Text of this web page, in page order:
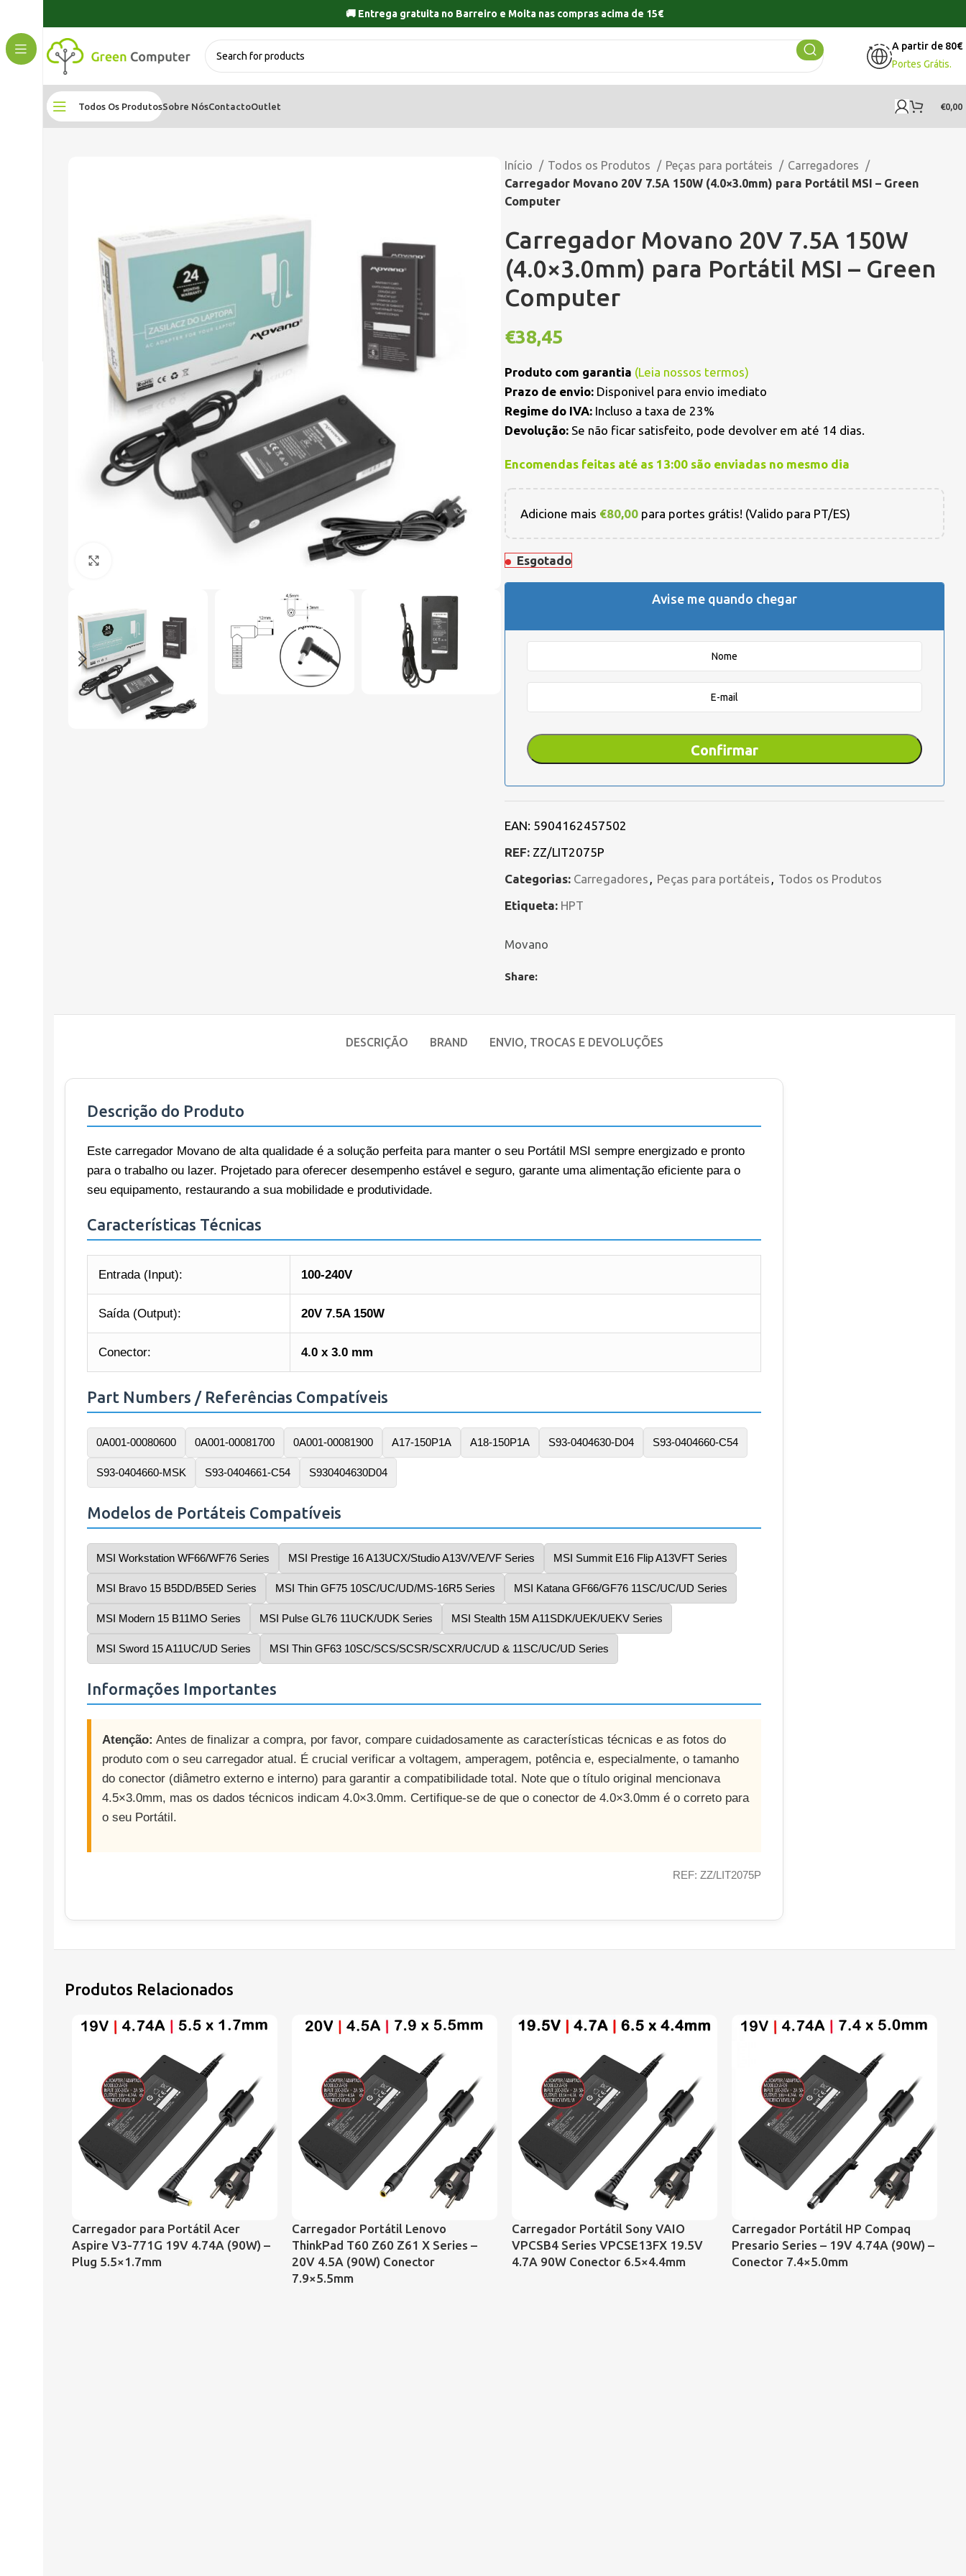
🚚 Entrega gratuita no Barreiro e Moita nas compras acima de 15€
A partir de 80€
Portes Grátis.
Todos Os ProdutosSobre NósContactoOutlet €0,00
Início Todos os Produtos Peças para portáteis
Carregadores
Carregador Movano 20V 7.5A 150W (4.0×3.0mm) para Portátil MSI – Green
Computer
Carregador Movano 20V 7.5A 150W
(4.0×3.0mm) para Portátil MSI – Green
Computer
€38,45
Produto com garantia (Leia nossos termos)
Prazo de envio: Disponivel para envio imediato
Regime do IVA: Incluso a taxa de 23%
Devolução: Se não ficar satisfeito, pode devolver em até 14 dias.
Encomendas feitas até as 13:00 são enviadas no mesmo dia
Adicione mais €80,00 para portes grátis! (Valido para PT/ES)
Esgotado
Avise me quando chegar
EAN: 5904162457502
REF: ZZ/LIT2075P
Categorias: Carregadores , Peças para portáteis , Todos os Produtos
Etiqueta: HPT
Movano
Share:
DESCRIÇÃO BRAND ENVIO, TROCAS E DEVOLUÇÕES
Descrição do Produto
Este carregador Movano de alta qualidade é a solução perfeita para manter o seu Portátil MSI sempre energizado e pronto
para o trabalho ou lazer. Projetado para oferecer desempenho estável e seguro, garante uma alimentação eficiente para o
seu equipamento, restaurando a sua mobilidade e produtividade.
Características Técnicas
Entrada (Input): 100-240V
Saída (Output): 20V 7.5A 150W
Conector: 4.0 x 3.0 mm
Part Numbers / Referências Compatíveis
0A001-00080600 0A001-00081700 0A001-00081900 A17-150P1A A18-150P1A S93-0404630-D04 S93-0404660-C54
S93-0404660-MSK S93-0404661-C54 S930404630D04
Modelos de Portáteis Compatíveis
MSI Workstation WF66/WF76 Series MSI Prestige 16 A13UCX/Studio A13V/VE/VF Series MSI Summit E16 Flip A13VFT Series
MSI Bravo 15 B5DD/B5ED Series MSI Thin GF75 10SC/UC/UD/MS-16R5 Series MSI Katana GF66/GF76 11SC/UC/UD Series
MSI Modern 15 B11MO Series MSI Pulse GL76 11UCK/UDK Series MSI Stealth 15M A11SDK/UEK/UEKV Series
MSI Sword 15 A11UC/UD Series MSI Thin GF63 10SC/SCS/SCSR/SCXR/UC/UD & 11SC/UC/UD Series
Informações Importantes
Atenção: Antes de finalizar a compra, por favor, compare cuidadosamente as características técnicas e as fotos do
produto com o seu carregador atual. É crucial verificar a voltagem, amperagem, potência e, especialmente, o tamanho
do conector (diâmetro externo e interno) para garantir a compatibilidade total. Note que o título original mencionava
4.5×3.0mm, mas os dados técnicos indicam 4.0×3.0mm. Certifique-se de que o conector de 4.0×3.0mm é o correto para
o seu Portátil.
REF: ZZ/LIT2075P
Produtos Relacionados
Carregador para Portátil Acer
Aspire V3-771G 19V 4.74A (90W) –
Plug 5.5×1.7mm
Carregador Portátil Lenovo
ThinkPad T60 Z60 Z61 X Series –
20V 4.5A (90W) Conector
7.9×5.5mm
Carregador Portátil Sony VAIO
VPCSB4 Series VPCSE13FX 19.5V
4.7A 90W Conector 6.5×4.4mm
Carregador Portátil HP Compaq
Presario Series – 19V 4.74A (90W) –
Conector 7.4×5.0mm